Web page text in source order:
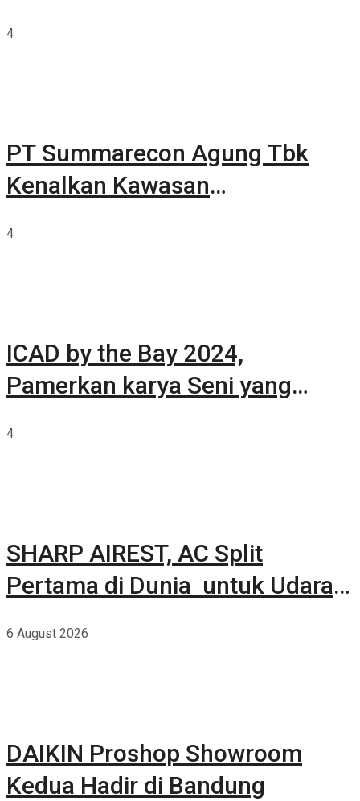
4
PT Summarecon Agung Tbk
Kenalkan Kawasan
4
ICAD by the Bay 2024,
Pamerkan karya Seni yang
4
SHARP AIREST, AC Split
Pertama di Dunia untuk Udara
6 August 2026
DAIKIN Proshop Showroom
Kedua Hadir di Bandung